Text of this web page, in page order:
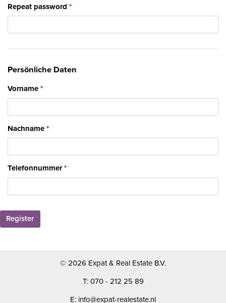
Repeat password
Persönliche Daten
Vorname
Nachname
Telefonnummer
Register
© 2026 Expat & Real Estate B.V.
T: 070 - 212 25 89
E: info@expat-realestate.nl